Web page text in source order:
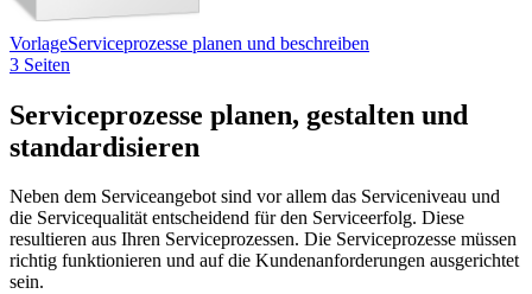
VorlageServiceprozesse planen und beschreiben
3 Seiten
Serviceprozesse planen, gestalten und
standardisieren
Neben dem Serviceangebot sind vor allem das Serviceniveau und
die Servicequalität entscheidend für den Serviceerfolg. Diese
resultieren aus Ihren Serviceprozessen. Die Serviceprozesse müssen
richtig funktionieren und auf die Kundenanforderungen ausgerichtet
sein.